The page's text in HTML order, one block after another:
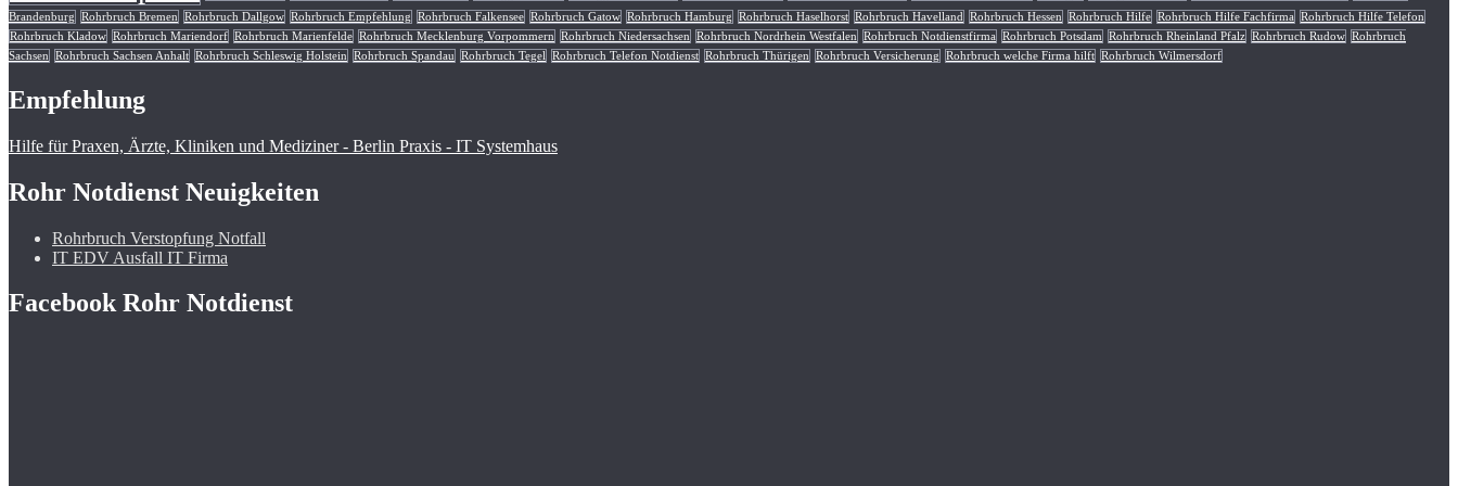
Brandenburg
Rohrbruch Bremen Rohrbruch Dallgow Rohrbruch Empfehlung Rohrbruch Falkensee Rohrbruch Gatow Rohrbruch Hamburg Rohrbruch Haselhorst Rohrbruch Havelland Rohrbruch Hessen Rohrbruch Hilfe Rohrbruch Hilfe Fachfirma
Rohrbruch Hilfe Telefon
Rohrbruch Kladow Rohrbruch Mariendorf Rohrbruch Marienfelde Rohrbruch Mecklenburg Vorpommern Rohrbruch Niedersachsen Rohrbruch Nordrhein Westfalen Rohrbruch Notdienstfirma Rohrbruch Potsdam Rohrbruch Rheinland Pfalz Rohrbruch Rudow Rohrbruch
Sachsen
Rohrbruch Sachsen Anhalt Rohrbruch Schleswig Holstein Rohrbruch Spandau Rohrbruch Tegel Rohrbruch Telefon Notdienst Rohrbruch Thürigen Rohrbruch Versicherung Rohrbruch welche Firma hilft Rohrbruch Wilmersdorf
Empfehlung
Hilfe für Praxen, Ärzte, Kliniken und Mediziner - Berlin Praxis - IT Systemhaus
Rohr Notdienst Neuigkeiten
Rohrbruch Verstopfung Notfall
IT EDV Ausfall IT Firma
Facebook Rohr Notdienst